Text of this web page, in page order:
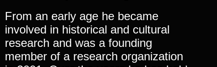
From an early age he became
involved in historical and cultural
research and was a founding
member of a research organization